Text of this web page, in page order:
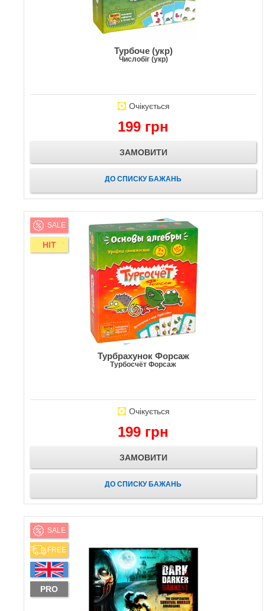
Турбоче (укр)
Числобіг (укр)
Очікується
199 грн
ЗАМОВИТИ
ДО СПИСКУ БАЖАНЬ
SALE
HIT
Турбрахунок Форсаж
Турбосчёт Форсаж
Очікується
199 грн
ЗАМОВИТИ
ДО СПИСКУ БАЖАНЬ
SALE
FREE
PRO